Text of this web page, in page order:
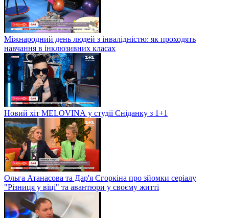
Міжнародний день людей з інвалідністю: як проходять
навчання в інклюзивних класах
Новий хіт MELOVINА у студії Сніданку з 1+1
Ольга Атанасова та Дар'я Єгоркіна про зйомки серіалу
"Різниця у віці" та авантюри у своєму житті